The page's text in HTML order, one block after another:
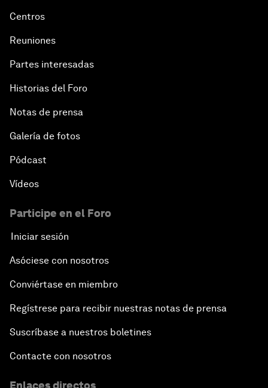
Centros
Reuniones
Partes interesadas
Historias del Foro
Notas de prensa
Galería de fotos
Pódcast
Vídeos
Participe en el Foro
Iniciar sesión
Asóciese con nosotros
Conviértase en miembro
Regístrese para recibir nuestras notas de prensa
Suscríbase a nuestros boletines
Contacte con nosotros
Enlaces directos